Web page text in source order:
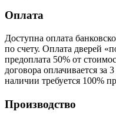
Оплата
Доступна оплата
по счету. Оплата дверей
предоплата 50% от
договора оплачивается за
наличии требуется 100%
Производство